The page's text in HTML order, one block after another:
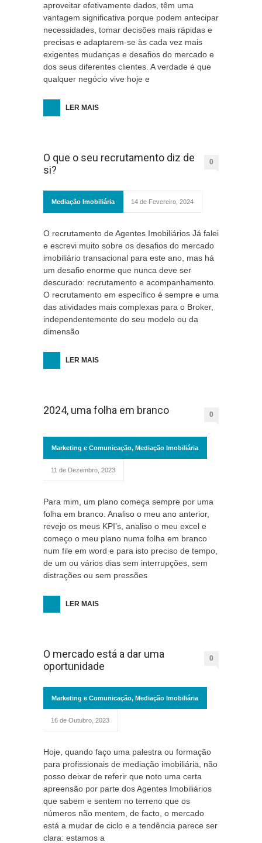
aproveitar efetivamente dados, têm uma
vantagem significativa porque podem antecipar
necessidades, tomar decisões mais rápidas e
precisas e adaptarem-se às cada vez mais
exigentes mudanças e desafios do mercado e
dos seus diferentes clientes. A verdade é que
qualquer negócio vive hoje e
LER MAIS
O que o seu recrutamento diz de
si?
0
Mediação Imobiliária 14 de Fevereiro, 2024
O recrutamento de Agentes Imobiliários Já falei
e escrevi muito sobre os desafios do mercado
imobiliário transacional para este ano, mas há
um desafio enorme que nunca deve ser
descurado: recrutamento e acompanhamento.
O recrutamento em específico é sempre e uma
das atividades mais complexas para o Broker,
independentemente do seu modelo ou da
dimensão
LER MAIS
2024, uma folha em branco 0
Marketing e Comunicação, Mediação Imobiliária
11 de Dezembro, 2023
Para mim, um plano começa sempre por uma
folha em branco. Analiso o meu ano anterior,
revejo os meus KPI’s, analiso o meu excel e
começo o meu plano numa folha em branco
num file em word e para isto preciso de tempo,
de um ou vários dias sem interrupções, sem
distrações ou sem pressões
LER MAIS
O mercado está a dar uma
oportunidade
0
Marketing e Comunicação, Mediação Imobiliária
16 de Outubro, 2023
Hoje, quando faço uma palestra ou formação
para profissionais de mediação imobiliária, não
posso deixar de referir que noto uma certa
apreensão por parte dos Agentes Imobiliários
que sabem e sentem no terreno que os
números não mentem, de facto, o mercado
está a mudar de ciclo e a tendência parece ser
clara: estamos a